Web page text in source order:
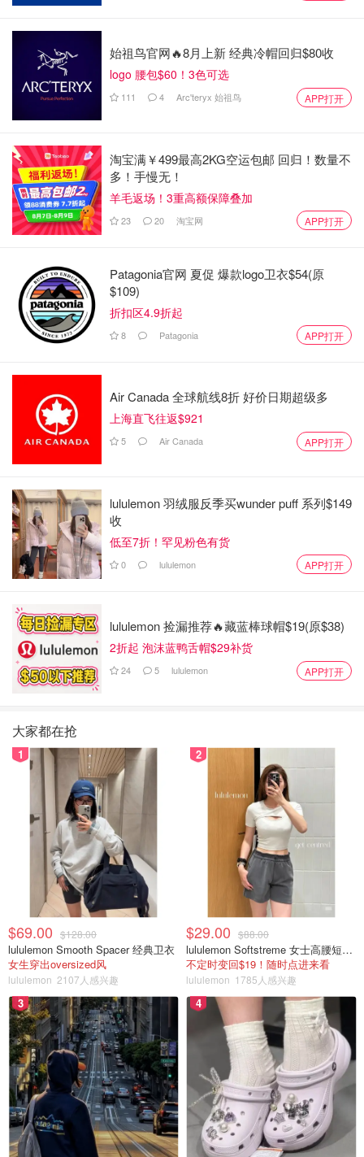
始祖鸟官网🔥8月上新 经典冷帽回归$80收
logo 腰包$60！3色可选
111 4 Arc'teryx 始祖鸟 APP打开
淘宝满￥499最高2KG空运包邮 回归！数量不
多！手慢无！
羊毛返场！3重高额保障叠加
23 20 淘宝网 APP打开
Patagonia官网 夏促 爆款logo卫衣$54(原
$109)
折扣区4.9折起
8 Patagonia APP打开
Air Canada 全球航线8折 好价日期超级多
上海直飞往返$921
5 Air Canada APP打开
lululemon 羽绒服反季买wunder puff 系列$149
收
低至7折！罕见粉色有货
0 lululemon APP打开
lululemon 捡漏推荐🔥藏蓝棒球帽$19(原$38)
2折起 泡沫蓝鸭舌帽$29补货
24 5 lululemon APP打开
大家都在抢
1
$69.00 $128.00
lululemon Smooth Spacer 经典卫衣
女生穿出oversized风
lululemon 2107人感兴趣
2
$29.00 $88.00
lululemon Softstreme 女士高腰短裤 10cm
不定时变回$19！随时点进来看
lululemon 1785人感兴趣
3 4